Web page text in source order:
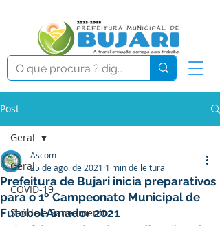
Post
Geral
COVID-19
Saúde e Saneamento
Geral
Prefeitura de Bujari inicia preparativos
para o 1º Campeonato Municipal de
Futebol Amador 2021
Ascom
25 de ago. de 2021 1 min de leitura